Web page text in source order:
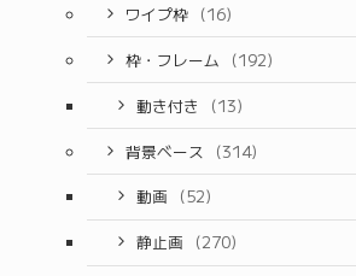
ワイプ枠 (16)
枠・フレーム
(192)
動き付き
(13)
背景ベース
(314)
動画
(52)
静止画
(270)